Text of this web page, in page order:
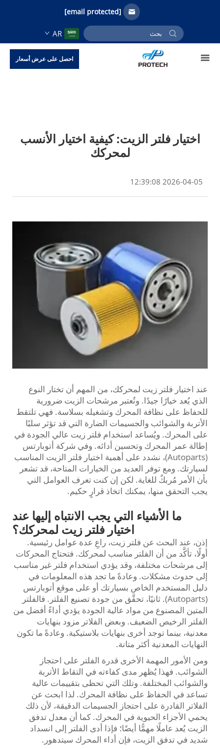
[email protected]
AR
احصل على عرض أسعار
اختيار فلتر الزيت: كيفية اختيار الأنسب
لمحركك
2026-04-05 12:39:08
عند اختيار فلتر زيت لمحركك، من المهم أن تختار النوع
الذي يُعد خيارًا جيدًا. وتُعتبر مرشحات الزيت ضرورية
للحفاظ على نظافة المحرك وتشغيله بسلاسة. فهي تلتقط
الأتربة والشوائب والجسيمات الضارة التي قد تؤثر سلبًا
على المحرك. ويُساعد استخدام فلتر زيت عالي الجودة في
إطالة عمر المحرك وتحسين أدائه. وفي شركة أتوبارتس
(Autoparts)، نشدد على أهمية اختيار فلتر الزيت المناسب
لسيارتك. ومع توفر العديد من الخيارات المتاحة، قد تشعر
بأن الأمر مُربكٌ للغاية. لكن إن كنت تعرف العوامل التي
يجب التحقق منها، يمكنك اتخاذ قرارٍ حكيم.
ما الأشياء التي يجب الانتباه إليها عند
اختيار فلتر زيت لمحركك؟
إذن، عند البحث عن فلتر زيت، راعِ عدة عوامل رئيسية.
أولًا، تأكَّد من أن الفلتر مناسب لمحركك. فتحتاج المحركات
إلى مرشحات مختلفة، وقد يؤدي استخدام فلتر غير مناسب
إلى حدوث مشكلات. وعادةً ما تجد هذه المعلومات في
دليل المستخدم الخاص بسيارتك أو على موقع أتوبارتس
(Autoparts). ثانيًا، تحقَّق من جودة تصنيع الفلتر. فالفلتر
المتين المصنوع من مواد عالية الجودة يؤدي أداءً أفضل من
الفلتر الرخيص الضعيف. وبعض الفلاتر مزود بنهايات
معدنية، بينما توجد أخرى بنهايات بلاستيكية. وعادةً ما تكون
النهايات المعدنية أكثر متانة.
ومن الأمور المهمة الأخرى قدرة الفلتر على احتجاز
الشوائب. فهذا يُظهر مدى كفاءته في التقاط الأتربة
والشوائب المختلفة. وتلك التي تحظى بتقييمات عالية
تساعد في الحفاظ على نظافة المحرك. لذا ابحث عن
الفلاتر القادرة على احتجاز الجسيمات الدقيقة، لأن ذلك
يحمي الأجزاء الحيوية في المحرك. كما أن معدل تدفق
الزيت يُعد عاملًا مهمًّا أيضًا؛ فإذا أدى الفلتر إلى انسداد
شديد في تدفق الزيت، فإن أداء المحرك سيتدهور.